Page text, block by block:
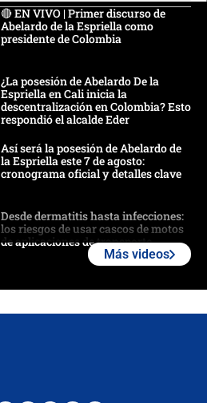
🔴 EN VIVO | Primer discurso de
Abelardo de la Espriella como
presidente de Colombia
¿La posesión de Abelardo De la
Espriella en Cali inicia la
descentralización en Colombia? Esto
respondió el alcalde Eder
Así será la posesión de Abelardo de
la Espriella este 7 de agosto:
cronograma oficial y detalles clave
Desde dermatitis hasta infecciones:
los riesgos de usar cascos de motos
de aplicaciones de transporte
Más videos